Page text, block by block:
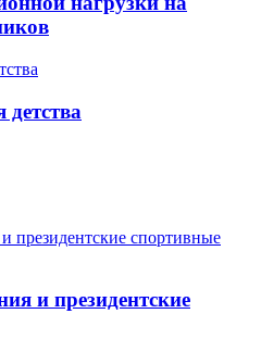
и президентские